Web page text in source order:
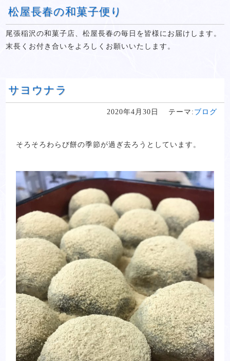
松屋長春の和菓子便り
尾張稲沢の和菓子店、松屋長春の毎日を皆様にお届けします。
末長くお付き合いをよろしくお願いいたします。
サヨウナラ
2020年4月30日 テーマ: ブログ
そろそろわらび餅の季節が過ぎ去ろうとしています。